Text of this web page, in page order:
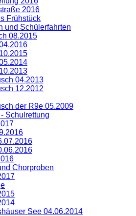
2016
Frühstück
und Schülerfahrten
08.2015
04.2013
12.2012
der R9e 05.2009
Schulrettung
Chorproben
See 04.06.2014